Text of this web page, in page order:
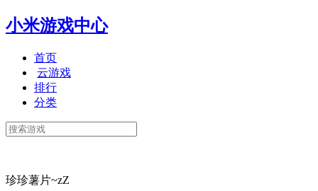
小米游戏中心
首页
云游戏
排行
分类
珍珍薯片~zZ